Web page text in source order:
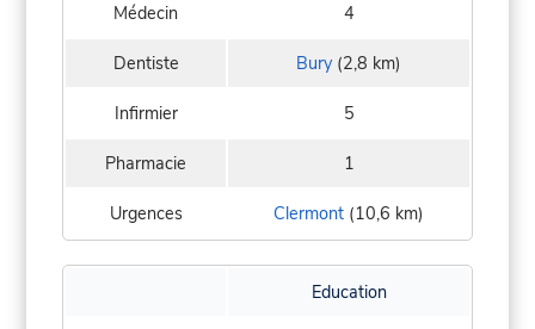
Médecin 4
Dentiste Bury (2,8 km)
Infirmier 5
Pharmacie 1
Urgences Clermont (10,6 km)
Education